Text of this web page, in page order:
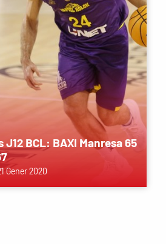
BCL: BAXI Manresa 65
Gener 2020